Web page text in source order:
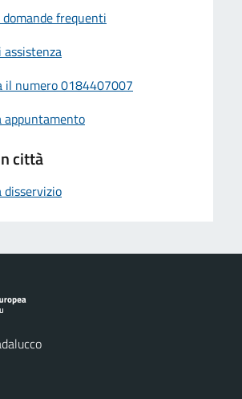
domande frequenti
assistenza
il numero 0184407007
appuntamento
città
disservizio